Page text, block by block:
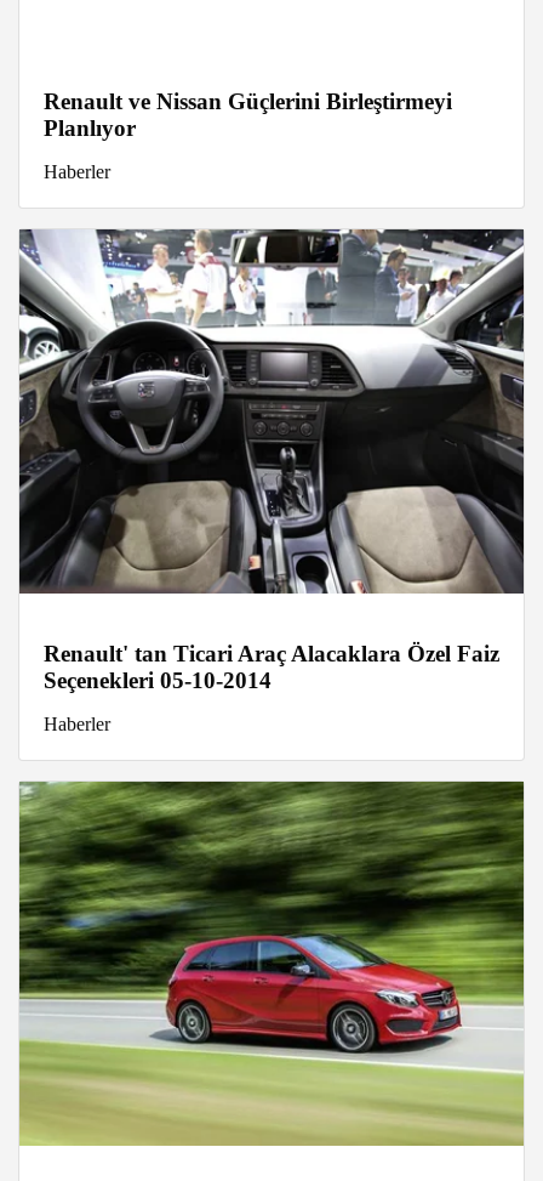
Renault ve Nissan Güçlerini Birleştirmeyi
Planlıyor
Haberler
Renault' tan Ticari Araç Alacaklara Özel Faiz
Seçenekleri 05-10-2014
Haberler